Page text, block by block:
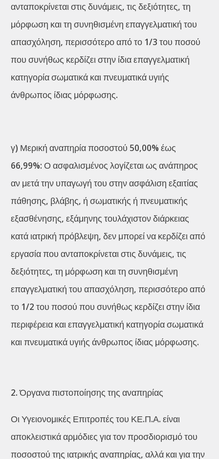
ανταποκρίνεται στις δυνάμεις, τις δεξιότητες, τη
μόρφωση και τη συνηθισμένη επαγγελματική του
απασχόληση, περισσότερο από το 1/3 του ποσού
που συνήθως κερδίζει στην ίδια επαγγελματική
κατηγορία σωματικά και πνευματικά υγιής
άνθρωπος ίδιας μόρφωσης.
γ) Μερική αναπηρία ποσοστού 50,00% έως
66,99%: Ο ασφαλισμένος λογίζεται ως ανάπηρος
αν μετά την υπαγωγή του στην ασφάλιση εξαιτίας
πάθησης, βλάβης, ή σωματικής ή πνευματικής
εξασθένησης, εξάμηνης τουλάχιστον διάρκειας
κατά ιατρική πρόβλεψη, δεν μπορεί να κερδίζει από
εργασία που ανταποκρίνεται στις δυνάμεις, τις
δεξιότητες, τη μόρφωση και τη συνηθισμένη
επαγγελματική του απασχόληση, περισσότερο από
το 1/2 του ποσού που συνήθως κερδίζει στην ίδια
περιφέρεια και επαγγελματική κατηγορία σωματικά
και πνευματικά υγιής άνθρωπος ίδιας μόρφωσης.
Όργανα πιστοποίησης της αναπηρίας
Οι Υγειονομικές Επιτροπές του ΚΕ.Π.Α. είναι
αποκλειστικά αρμόδιες για τον προσδιορισμό του
ποσοστού της ιατρικής αναπηρίας, αλλά και για την